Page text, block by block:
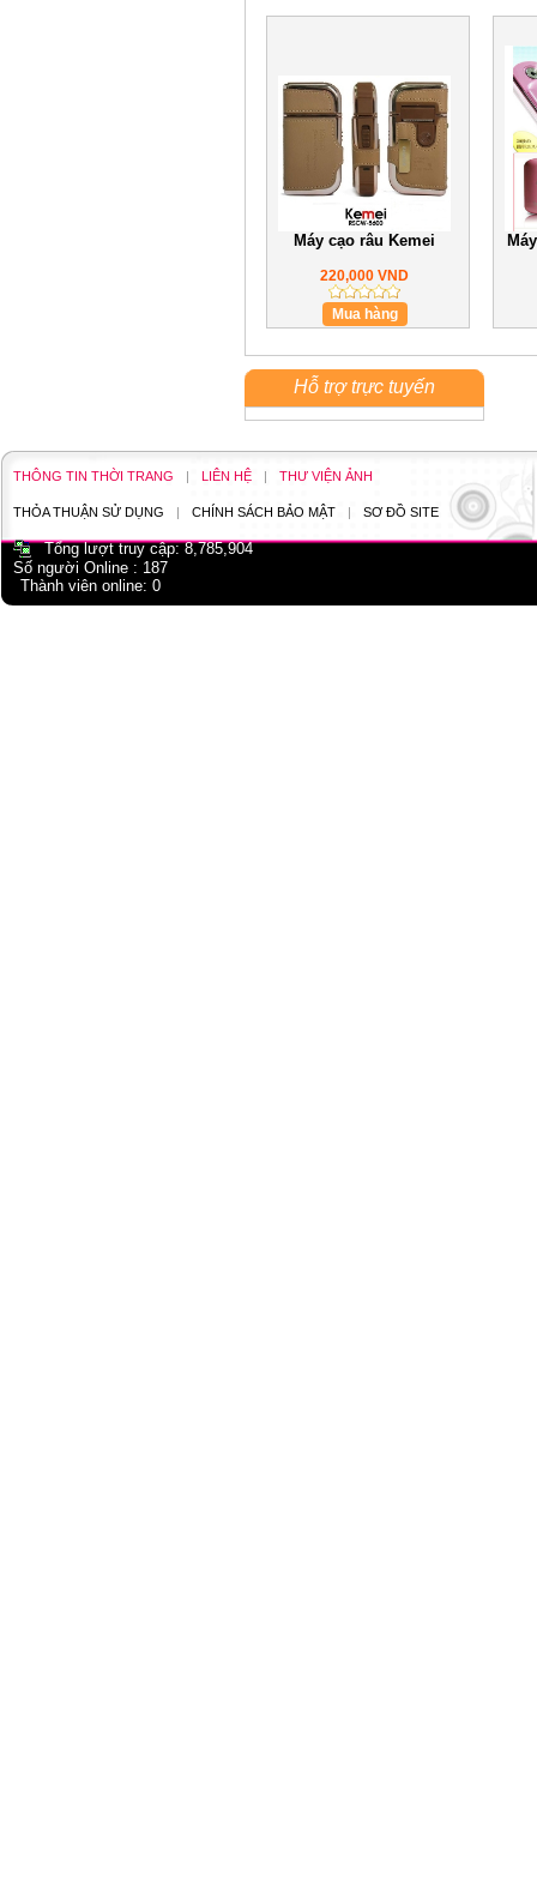
Máy cạo râu Kemei
220,000 VND
Mua hàng
Hỗ trợ trực tuyến
THÔNG TIN THỜI TRANG | LIÊN HỆ | THƯ VIỆN ẢNH
THỎA THUẬN SỬ DỤNG | CHÍNH SÁCH BẢO MẬT | SƠ ĐỒ SITE
Tổng lượt truy cập:8,785,904
Số người Online : 187
Thành viên online: 0